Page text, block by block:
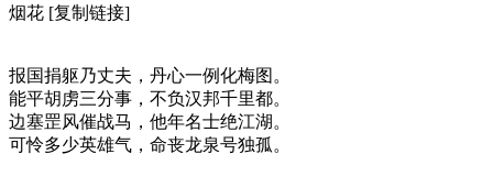
烟花 [复制链接]
报国捐躯乃丈夫，丹心一例化梅图。
能平胡虏三分事，不负汉邦千里都。
边塞罡风催战马，他年名士绝江湖。
可怜多少英雄气，命丧龙泉号独孤。